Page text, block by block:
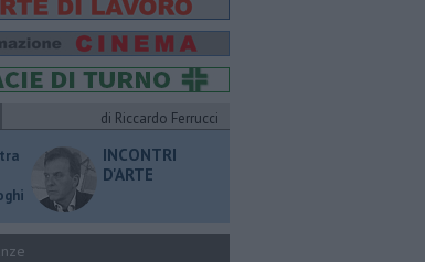
di Riccardo Ferrucci
INCONTRI
D'ARTE